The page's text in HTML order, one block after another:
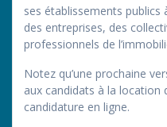
ses établissements publics
des entreprises, des
professionnels de
Notez qu’une prochaine
aux candidats à la location
candidature en ligne.